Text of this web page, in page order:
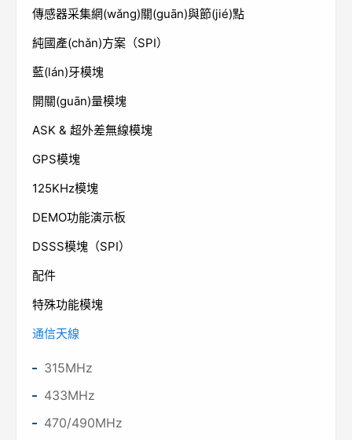
傳感器采集網(wǎng)關(guān)與節(jié)點
純國產(chǎn)方案（SPI）
藍(lán)牙模塊
開關(guān)量模塊
ASK & 超外差無線模塊
GPS模塊
125KHz模塊
DEMO功能演示板
DSSS模塊（SPI）
配件
特殊功能模塊
通信天線
315MHz
433MHz
470/490MHz